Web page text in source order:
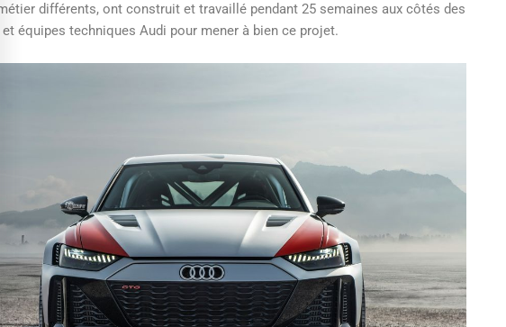
différents, ont construit et travaillé pendant 25 semaines aux côtés des
équipes techniques Audi pour mener à bien ce projet.